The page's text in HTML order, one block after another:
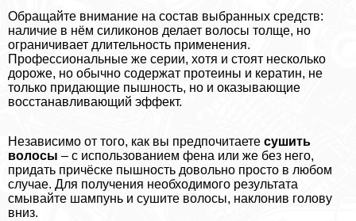
Обращайте внимание на состав выбранных средств:
наличие в нём силиконов делает волосы толще, но
ограничивает длительность применения.
Профессиональные же серии, хотя и стоят несколько
дороже, но обычно содержат протеины и кератин, не
только придающие пышность, но и оказывающие
восстанавливающий эффект.
Независимо от того, как вы предпочитаете сушить
волосы – с использованием фена или же без него,
придать причёске пышность довольно просто в любом
случае. Для получения необходимого результата
смывайте шампунь и сушите волосы, наклонив голову
вниз.